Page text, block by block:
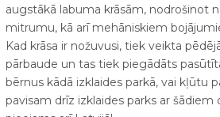
augstākā labuma krāsām, nodrošinot
mitrumu, kā arī mehāniskiem
Kad krāsa ir nožuvusi, tiek veikta
pārbaude un tas tiek piegādāts
bērnus kādā izklaides parkā, vai kļūtu
pavisam drīz izklaides parks ar šādiem